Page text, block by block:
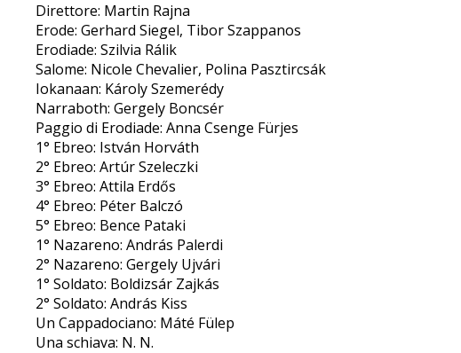
Direttore: Martin Rajna
Erode: Gerhard Siegel, Tibor Szappanos
Erodiade: Szilvia Rálik
Salome: Nicole Chevalier, Polina Pasztircsák
Iokanaan: Károly Szemerédy
Narraboth: Gergely Boncsér
Paggio di Erodiade: Anna Csenge Fürjes
1° Ebreo: István Horváth
2° Ebreo: Artúr Szeleczki
3° Ebreo: Attila Erdős
4° Ebreo: Péter Balczó
5° Ebreo: Bence Pataki
1° Nazareno: András Palerdi
2° Nazareno: Gergely Ujvári
1° Soldato: Boldizsár Zajkás
2° Soldato: András Kiss
Un Cappadociano: Máté Fülep
Una schiava: N. N.